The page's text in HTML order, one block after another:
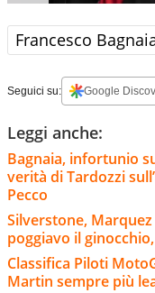
Francesco
Seguici su: Google
Leggi anche:
Bagnaia, infortunio
verità di Tardozzi
Pecco
Silverstone, Marquez
poggiavo il
Classifica Piloti
Martin sempre più